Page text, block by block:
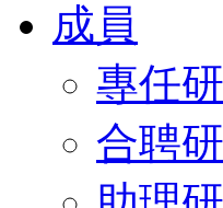
成員
專任
合聘